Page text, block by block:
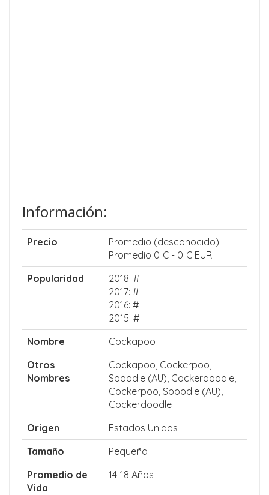
Información:
Precio
Promedio (desconocido)
Promedio 0 € - 0 € EUR
Popularidad
2018: #
2017: #
2016: #
2015: #
Nombre
Cockapoo
Otros
Nombres
Cockapoo, Cockerpoo,
Spoodle (AU), Cockerdoodle,
Cockerpoo, Spoodle (AU),
Cockerdoodle
Origen
Estados Unidos
Tamaño
Pequeña
Promedio de
Vida
14-18 Años